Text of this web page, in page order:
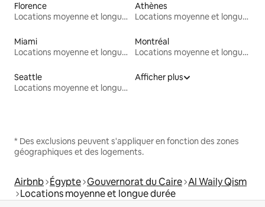
Florence
Locations moyenne et longue durée
Athènes
Locations moyenne et longue durée
Miami
Locations moyenne et longue durée
Montréal
Locations moyenne et longue durée
Seattle
Locations moyenne et longue durée
Afficher plus
* Des exclusions peuvent s'appliquer en fonction des zones
géographiques et des logements.
Airbnb Égypte Gouvernorat du Caire Al Waily Qism
Locations moyenne et longue durée